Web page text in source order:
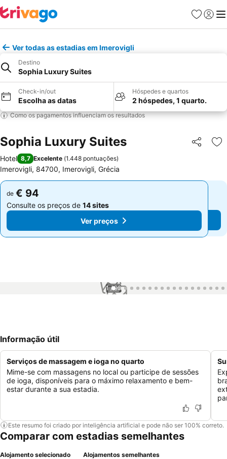
Favoritos
Iniciar
Ver todas as estadias em Imerovigli
Destino
Sophia Luxury Suites
Check-in/out
Escolha as datas
Hóspedes e quartos
2 hóspedes, 1 quarto.
Como os pagamentos influenciam os resultados
Sophia Luxury Suites Partilhar
Hotel 8,7 Excelente (1.448 pontuações)
Imerovigli, 84700, Imerovigli, Grécia
de € 94
Consulte os preços de 14 sites
Ver preços
de € 94
Consulte os preços de 14 sites
Ver preços
1 / 99
Informação útil
Serviços de massagem e ioga no quarto
Mime-se com massagens no local ou participe de sessões
de ioga, disponíveis para o máximo relaxamento e bem-
estar durante a sua estadia.
Este resumo foi criado por inteligência artificial e pode não ser 100% correto.
Comparar com estadias semelhantes
Alojamento selecionado Alojamentos semelhantes